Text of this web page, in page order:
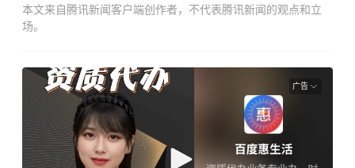
本文来自腾讯新闻客户端创作者，不代表腾讯新闻的观点和立
场。
广告